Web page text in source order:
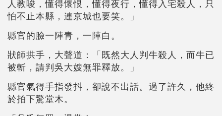
人教唆，懂得懷恨，懂得夜行，懂得入宅殺人，只
怕不止本縣，連京城也要笑。」
縣官的臉一陣青，一陣白。
狀師拱手，大聲道：「既然大人判牛殺人，而牛已
被斬，請判吳大嫂無罪釋放。」
縣官氣得手指發抖，卻說不出話。過了許久，他終
於拍下驚堂木。